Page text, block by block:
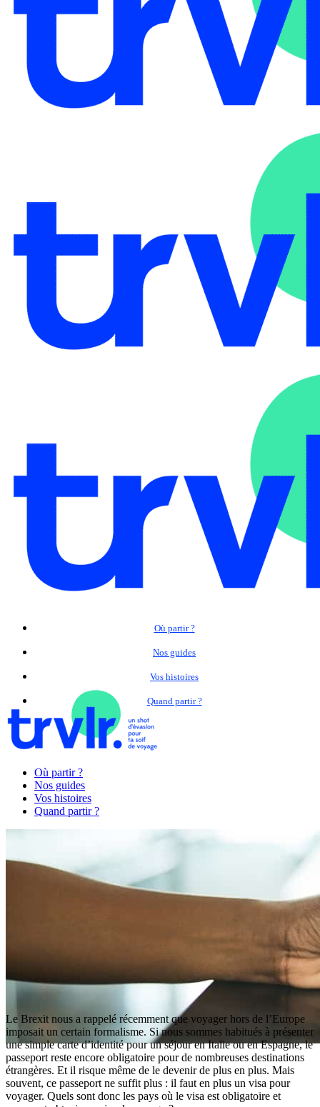
Où partir ?
Nos guides
Vos histoires
Quand partir ?
Où partir ?
Nos guides
Vos histoires
Quand partir ?
Comment faire sa demande
de Visas pour voyager ?
Le Brexit nous a rappelé récemment que voyager hors de l’Europe
imposait un certain formalisme. Si nous sommes habitués à présenter
une simple carte d’identité pour un séjour en Italie ou en Espagne, le
passeport reste encore obligatoire pour de nombreuses destinations
étrangères. Et il risque même de le devenir de plus en plus. Mais
souvent, ce passeport ne suffit plus : il faut en plus un visa pour
voyager. Quels sont donc les pays où le visa est obligatoire et